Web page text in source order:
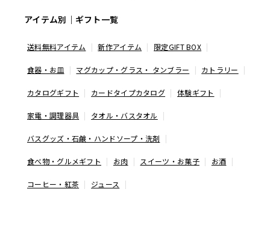
アイテム別｜ギフト一覧
送料無料アイテム 新作アイテム 限定GIFT BOX
食器・お皿 マグカップ・グラス・ タンブラー カトラリー
カタログギフト カードタイプカタログ 体験ギフト
家電・調理器具 タオル・バスタオル
バスグッズ・石鹸・ハンドソープ・洗剤
食べ物・グルメギフト お肉 スイーツ・お菓子 お酒
コーヒー・紅茶 ジュース